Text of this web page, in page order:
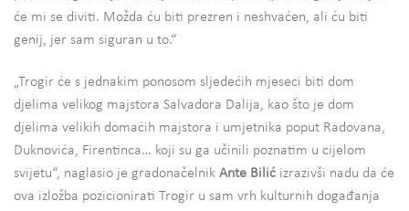
će mi se diviti. Možda ću biti prezren i neshvaćen, ali ću biti
genij, jer sam siguran u to.“
„Trogir će s jednakim ponosom sljedećih mjeseci biti dom
djelima velikog majstora Salvadora Dalija, kao što je dom
djelima velikih domaćih majstora i umjetnika poput Radovana,
Duknovića, Firentinca… koji su ga učinili poznatim u cijelom
svijetu“, naglasio je gradonačelnik Ante Bilić izrazivši nadu da će
ova izložba pozicionirati Trogir u sam vrh kulturnih događanja